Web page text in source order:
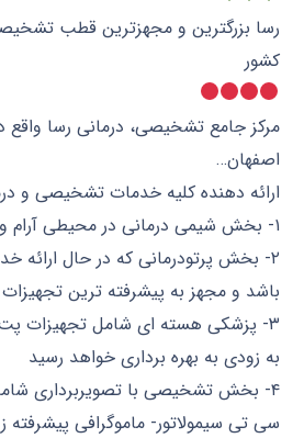
رسا بزرگترین و مجهزترین قطب
کشور
مرکز جامع تشخیصی، درمانی رسا
اصفهان…
ارائه دهنده کلیه خدمات تشخیصی و
۱- بخش شیمی درمانی در محیطی آرام و امن و زیبا
۲- بخش پرتودرمانی که در حال ارائه
باشد و مجهز به پیشرفته ترین
۳- پزشکی هسته ای شامل تجهیزات
به زودی به بهره برداری خواهد رسید
۴- بخش تشخیصی با تصویربرداری
سی تی سیمولاتور- ماموگرافی